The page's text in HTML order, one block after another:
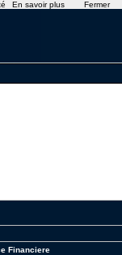
Financiere
En savoir plus Fermer